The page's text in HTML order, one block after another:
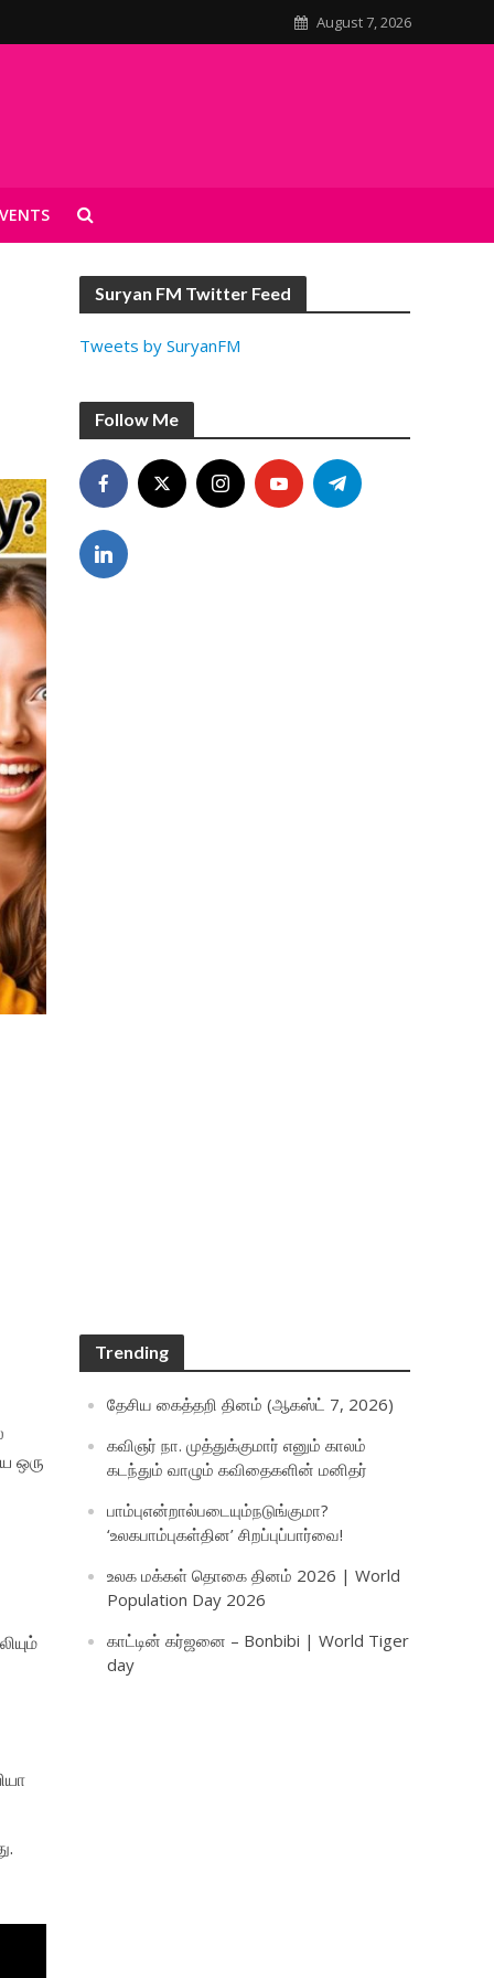
August 7, 2026
ஒரு
Suryan FM Twitter Feed
Tweets by SuryanFM
Follow Me
Trending
தேசிய கைத்தறி தினம் (ஆகஸ்ட் 7, 2026)
கவிஞர் நா. முத்துக்குமார் எனும் காலம்
கடந்தும் வாழும் கவிதைகளின் மனிதர்
பாம்புஎன்றால்படையும்நடுங்குமா?
‘உலகபாம்புகள்தின’ சிறப்புப்பார்வை!
உலக மக்கள் தொகை தினம் 2026 | World
Population Day 2026
காட்டின் கர்ஜனை – Bonbibi | World Tiger
day